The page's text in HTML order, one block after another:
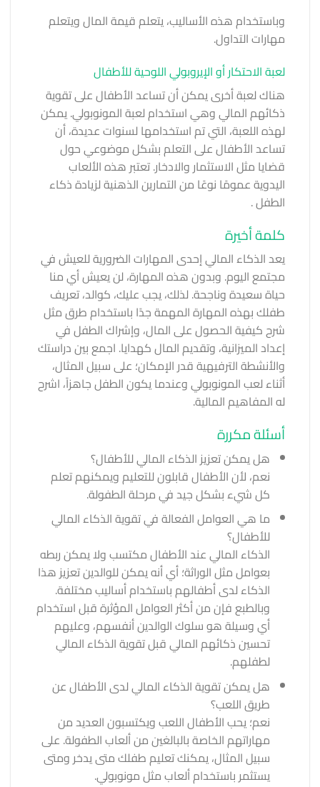
وباستخدام هذه الأساليب، يتعلم قيمة المال ويتعلم
مهارات التداول.
لعبة الاحتكار أو الإيروبولي اللوحية للأطفال
هناك لعبة أخرى يمكن أن تساعد الأطفال على تقوية
ذكائهم المالي وهي استخدام لعبة المونوبولي. يمكن
لهذه اللعبة، التي تم استخدامها لسنوات عديدة، أن
تساعد الأطفال على التعلم بشكل موضوعي حول
قضايا مثل الاستثمار والادخار. تعتبر هذه الألعاب
اليدوية عمومًا نوعًا من التمارين الذهنية لزيادةذكاء
الطفل.
كلمة أخيرة
يعد الذكاء المالي إحدى المهارات الضرورية للعيش في
مجتمع اليوم. وبدون هذه المهارة، لن يعيش أي منا
حياة سعيدة وناجحة. لذلك، يجب عليك، كوالد، تعريف
طفلك بهذه المهارة المهمة جدًا باستخدام طرق مثل
شرح كيفية الحصول على المال، وإشراك الطفل في
إعداد الميزانية، وتقديم المال كهدايا. اجمع بين دراستك
والأنشطة الترفيهية قدر الإمكان؛ على سبيل المثال،
أثناء لعب المونوبولي وعندما يكون الطفل جاهزاً، اشرح
له المفاهيم المالية.
أسئلة مكررة
هل يمكن تعزيز الذكاء المالي للأطفال؟
نعم، لأن الأطفال قابلون للتعليم ويمكنهم تعلم
كل شيء بشكل جيد في مرحلة الطفولة.
ما هي العوامل الفعالة في تقوية الذكاء المالي
للأطفال؟
الذكاء المالي عند الأطفال مكتسب ولا يمكن ربطه
بعوامل مثل الوراثة؛ أي أنه يمكن للوالدين تعزيز هذا
الذكاء لدى أطفالهم باستخدام أساليب مختلفة.
وبالطبع فإن من أكثر العوامل المؤثرة قبل استخدام
أي وسيلة هو سلوك الوالدين أنفسهم، وعليهم
تحسين ذكائهم المالي قبل تقوية الذكاء المالي
لطفلهم.
هل يمكن تقوية الذكاء المالي لدى الأطفال عن
طريق اللعب؟
نعم؛ يحب الأطفال اللعب ويكتسبون العديد من
مهاراتهم الخاصة بالبالغين من ألعاب الطفولة. على
سبيل المثال، يمكنك تعليم طفلك متى يدخر ومتى
يستثمر باستخدام ألعاب مثل مونوبولي.